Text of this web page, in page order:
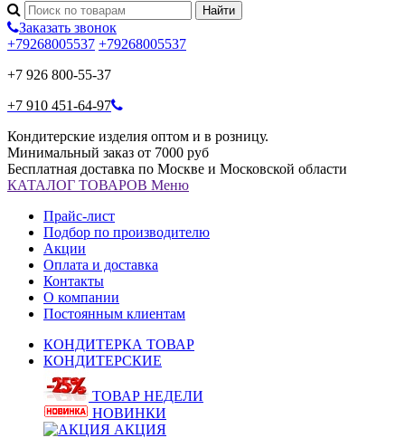
Заказать звонок
+79268005537 +79268005537
+7 926 800-55-37
+7 910 451-64-97
Кондитерские изделия оптом и в розницу.
Минимальный заказ от 7000 руб
Бесплатная доставка по Москве и Московской области
КАТАЛОГ ТОВАРОВ Меню
Прайс-лист
Подбор по производителю
Акции
Оплата и доставка
Контакты
О компании
Постоянным клиентам
КОНДИТЕРКА ТОВАР
КОНДИТЕРСКИЕ
ТОВАР НЕДЕЛИ
НОВИНКИ
АКЦИЯ